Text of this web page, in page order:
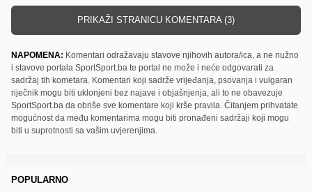
PRIKAŽI STRANICU KOMENTARA (3)
NAPOMENA: Komentari odražavaju stavove njihovih autora/ica, a ne nužno
i stavove portala SportSport.ba te portal ne može i neće odgovarati za
sadržaj tih kometara. Komentari koji sadrže vrijeđanja, psovanja i vulgaran
riječnik mogu biti uklonjeni bez najave i objašnjenja, ali to ne obavezuje
SportSport.ba da obriše sve komentare koji krše pravila. Čitanjem prihvatate
mogućnost da među komentarima mogu biti pronađeni sadržaji koji mogu
biti u suprotnosti sa vašim uvjerenjima.
POPULARNO